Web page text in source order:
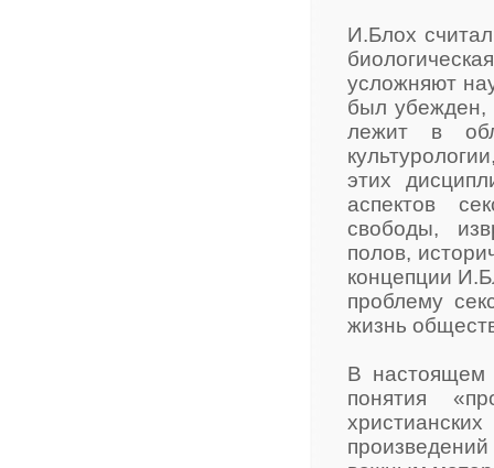
И.Блох
усложняют
был убежден,
лежит в
этих
аспектов
свободы,
полов,
концепции
проблему
жизнь
В настоящем
понятия